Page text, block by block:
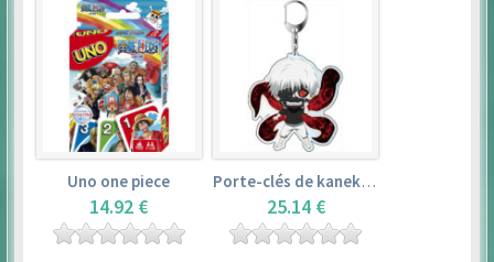
Uno one piece
14.92 €
Porte-clés de kaneki ken – tokyo ghoul
25.14 €